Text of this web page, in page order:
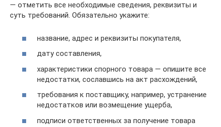
— отметить все необходимые сведения, реквизиты и
суть требований. Обязательно укажите:
название, адрес и реквизиты покупателя,
дату составления,
характеристики спорного товара — опишите все
недостатки, сославшись на акт расхождений,
требования к поставщику, например, устранение
недостатков или возмещение ущерба,
подписи ответственных за получение товара